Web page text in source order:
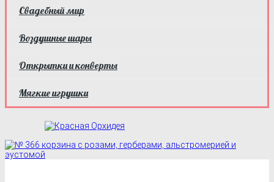
Свадебный мир
Воздушные шары
Открытки и конверты
Мягкие игрушки